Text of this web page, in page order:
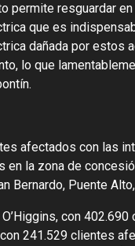
permite resguardar
que es
dañada por estos
lo que
afectados con las
en la zona de
Bernardo, Puente
con
241.529 clientes